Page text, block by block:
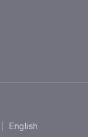
English